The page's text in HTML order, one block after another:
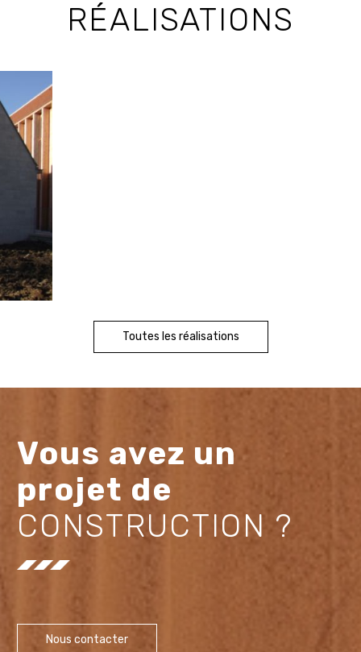
RÉALISATIONS
Toutes les réalisations
Vous avez un
projet de
CONSTRUCTION ?
Nous contacter